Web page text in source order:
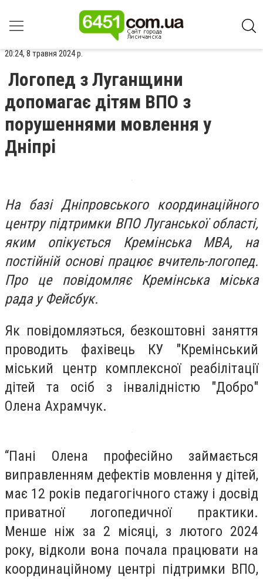
20:24, 8 травня 2024 р.
Логопед з Луганщини
допомагає дітям ВПО з
порушеннями мовлення у
Дніпрі
На базі Дніпровського координаційного
центру підтримки ВПО Луганської області,
яким опікується Кремінська МВА, на
постійній основі працює вчитель-логопед.
Про це повідомляє Кремінська міська
рада у Фейсбук.
Як повідомляэться, безкоштовні заняття
проводить фахівець КУ "Кремінський
міський центр комплексної реабілітації
дітей та осіб з інвалідністю "Добро"
Олена Ахрамчук.
“Пані Олена професійно займається
виправленням дефектів мовлення у дітей,
має 12 років педагогічного стажу і досвід
приватної логопедичної практики.
Менше ніж за 2 місяці, з лютого 2024
року, відколи вона почала працювати на
координаційному центрі підтримки ВПО,